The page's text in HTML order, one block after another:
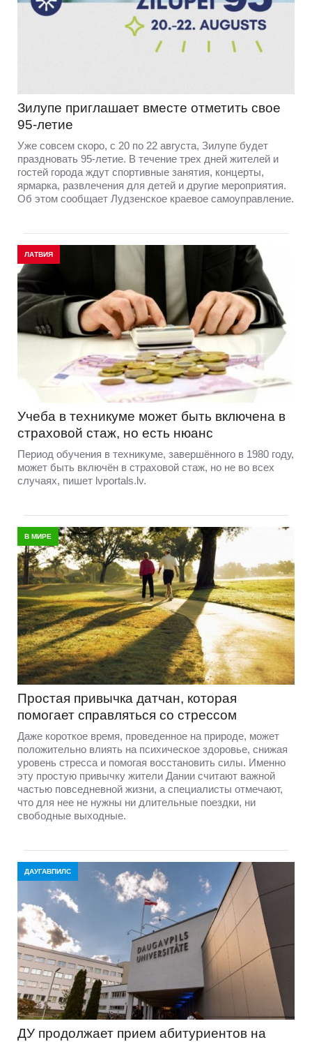
Зилупе приглашает вместе отметить свое
95-летие
Уже совсем скоро, с 20 по 22 августа, Зилупе будет
праздновать 95-летие. В течение трех дней жителей и
гостей города ждут спортивные занятия, концерты,
ярмарка, развлечения для детей и другие мероприятия.
Об этом сообщает Лудзенское краевое самоуправление.
ЛАТВИЯ
Учеба в техникуме может быть включена в
страховой стаж, но есть нюанс
Период обучения в техникуме, завершённого в 1980 году,
может быть включён в страховой стаж, но не во всех
случаях, пишет lvportals.lv.
В МИРЕ
Простая привычка датчан, которая
помогает справляться со стрессом
Даже короткое время, проведенное на природе, может
положительно влиять на психическое здоровье, снижая
уровень стресса и помогая восстановить силы. Именно
эту простую привычку жители Дании считают важной
частью повседневной жизни, а специалисты отмечают,
что для нее не нужны ни длительные поездки, ни
свободные выходные.
ДАУГАВПИЛС
ДУ продолжает прием абитуриентов на